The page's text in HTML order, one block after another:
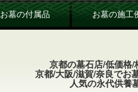
お墓の付属品 お墓の施工
京都の墓石店/低価格/
京都/大阪/滋賀/奈良でお
人気の永代供養